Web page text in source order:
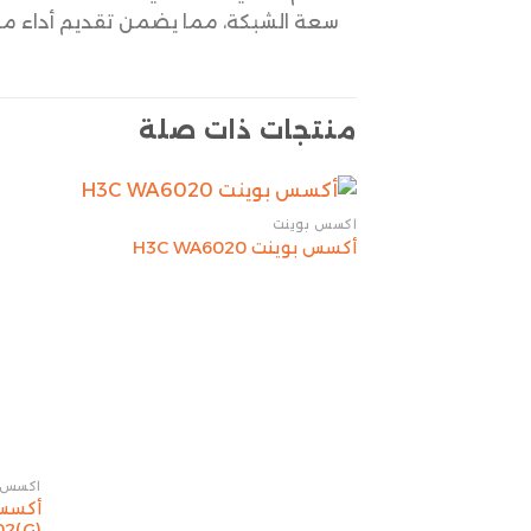
سعة الشبكة، مما يضمن تقديم أداء
منتجات ذات صلة
أكسس بوينت
أكسس بوينت H3C WA6020
أكسس